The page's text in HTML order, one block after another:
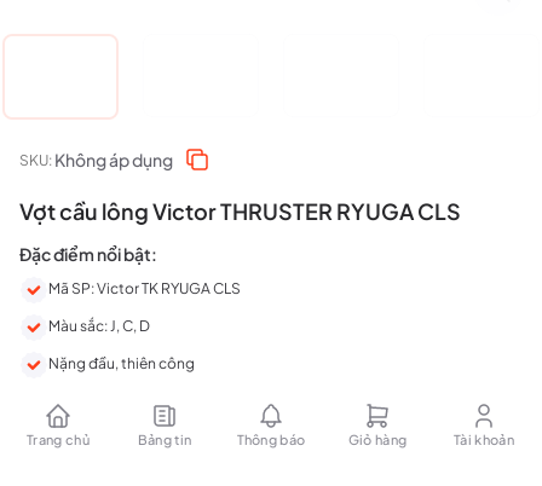
Vợt cầu lông Victor THRUSTER RYUGA CLS
Đặc điểm nổi bật:
Mã SP: Victor TK RYUGA CLS
Màu sắc: J, C, D
Trọng lượng: 4U5G
Trang chủ Bảng tin Thông báo Giỏ hàng Tài khoản